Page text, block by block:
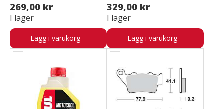
269,00 kr
I lager
Lägg i varukorg
329,00 kr
I lager
Lägg i varukorg